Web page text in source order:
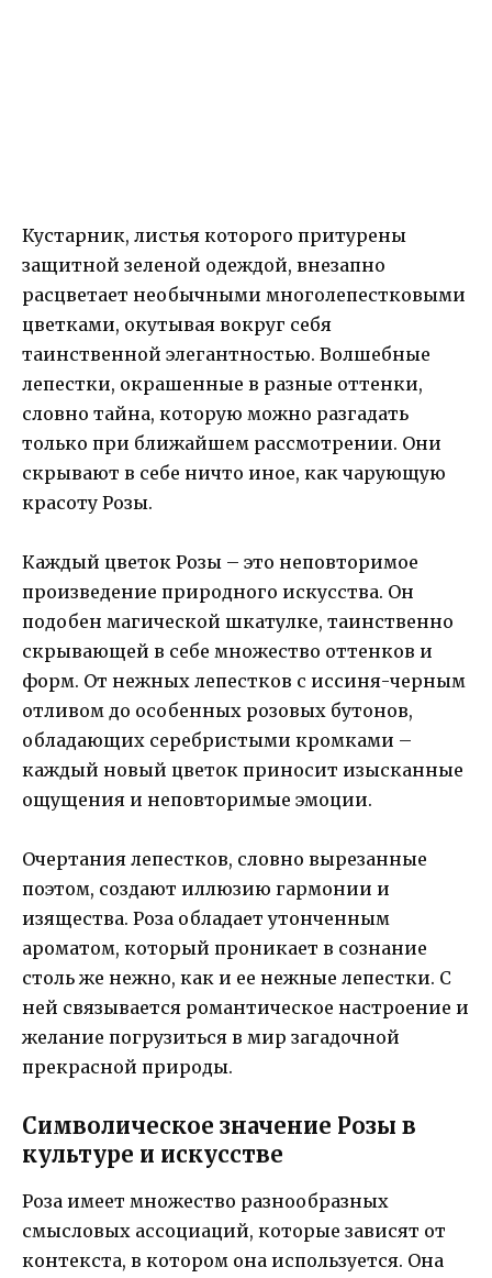
Кустарник, листья которого притурены
защитной зеленой одеждой, внезапно
расцветает необычными многолепестковыми
цветками, окутывая вокруг себя
таинственной элегантностью. Волшебные
лепестки, окрашенные в разные оттенки,
словно тайна, которую можно разгадать
только при ближайшем рассмотрении. Они
скрывают в себе ничто иное, как чарующую
красоту Розы.
Каждый цветок Розы – это неповторимое
произведение природного искусства. Он
подобен магической шкатулке, таинственно
скрывающей в себе множество оттенков и
форм. От нежных лепестков с иссиня-черным
отливом до особенных розовых бутонов,
обладающих серебристыми кромками –
каждый новый цветок приносит изысканные
ощущения и неповторимые эмоции.
Очертания лепестков, словно вырезанные
поэтом, создают иллюзию гармонии и
изящества. Роза обладает утонченным
ароматом, который проникает в сознание
столь же нежно, как и ее нежные лепестки. С
ней связывается романтическое настроение и
желание погрузиться в мир загадочной
прекрасной природы.
Символическое значение Розы в
культуре и искусстве
Роза имеет множество разнообразных
смысловых ассоциаций, которые зависят от
контекста, в котором она используется. Она